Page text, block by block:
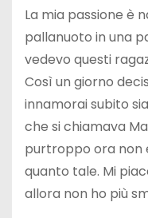
La mia passione è
pallanuoto in una
vedevo questi
Così un giorno
innamorai subito
che si chiamava
purtroppo ora non
quanto tale. Mi
allora non ho più